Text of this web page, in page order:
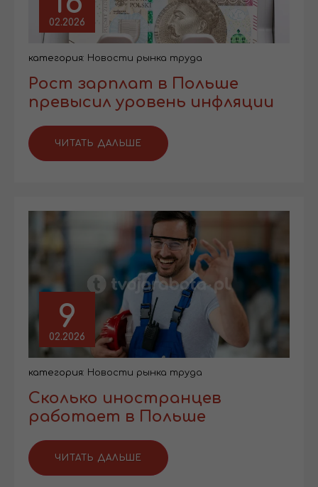
02.2026
категория: Новости рынка труда
Рост зарплат в Польше
превысил уровень инфляции
ЧИТАТЬ ДАЛЬШЕ
9
02.2026
категория: Новости рынка труда
Сколько иностранцев
работает в Польше
ЧИТАТЬ ДАЛЬШЕ